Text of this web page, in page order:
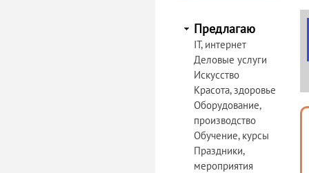
Предлагаю
IT, интернет
Деловые услуги
Искусство
Красота, здоровье
Оборудование,
производство
Обучение, курсы
Праздники,
мероприятия